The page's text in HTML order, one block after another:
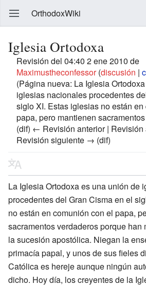
OrthodoxWiki
Iglesia Ortodoxa
Revisión del 04:40 2 ene 2010 de
Maximustheconfessor (discusión |
(Página nueva: La Iglesia
iglesias nacionales procedentes
siglo XI. Estas iglesias no están
papa, pero mantienen
(dif) ← Revisión anterior | Revisión
Revisión siguiente → (dif)
La Iglesia Ortodoxa es una unión de
procedentes del Gran Cisma en el
no están en comunión con el papa,
sacramentos verdaderos porque han
la sucesión apostólica. Niegan la
primacía papal, y unos de sus fieles
Católica es hereje aunque ningún
dicho. Hoy día, los creyentes de la